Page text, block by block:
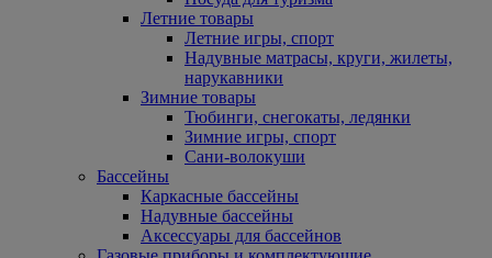
Летние товары
Летние игры, спорт
Надувные матрасы, круги, жилеты,
нарукавники
Зимние товары
Тюбинги, снегокаты, ледянки
Зимние игры, спорт
Сани-волокуши
Бассейны
Каркасные бассейны
Надувные бассейны
Аксессуары для бассейнов